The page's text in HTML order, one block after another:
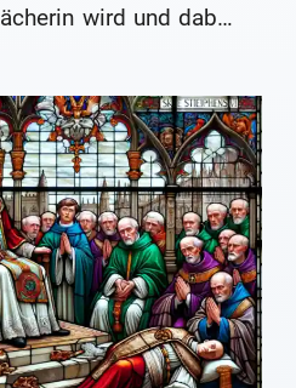
wird und dabei
Methoden anwendet,